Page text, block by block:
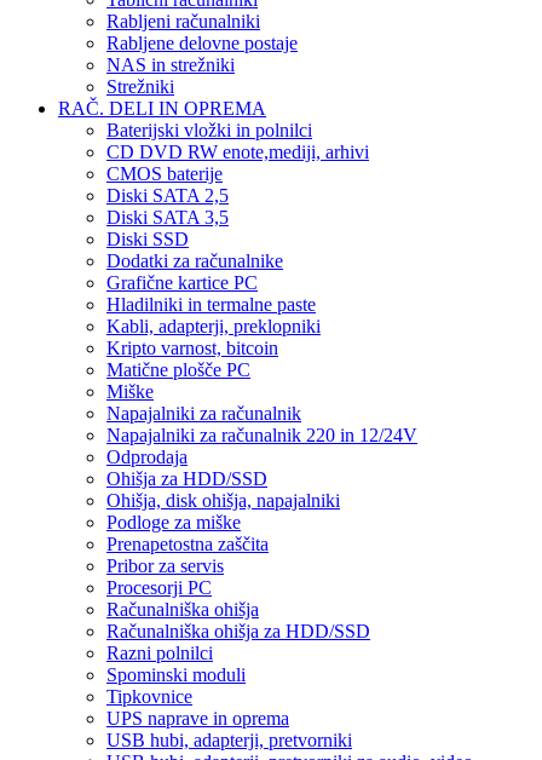
Rabljeni računalniki
Rabljene delovne postaje
NAS in strežniki
Strežniki
RAČ. DELI IN OPREMA
Baterijski vložki in polnilci
CD DVD RW enote,mediji, arhivi
CMOS baterije
Diski SATA 2,5
Diski SATA 3,5
Diski SSD
Dodatki za računalnike
Grafične kartice PC
Hladilniki in termalne paste
Kabli, adapterji, preklopniki
Kripto varnost, bitcoin
Matične plošče PC
Miške
Napajalniki za računalnik
Napajalniki za računalnik 220 in 12/24V
Odprodaja
Ohišja za HDD/SSD
Ohišja, disk ohišja, napajalniki
Podloge za miške
Prenapetostna zaščita
Pribor za servis
Procesorji PC
Računalniška ohišja
Računalniška ohišja za HDD/SSD
Razni polnilci
Spominski moduli
Tipkovnice
UPS naprave in oprema
USB hubi, adapterji, pretvorniki